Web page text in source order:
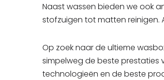
Naast wassen bieden we ook
stofzuigen tot matten reinigen.
Op zoek naar de ultieme
simpelweg de beste prestaties
technologieën en de beste